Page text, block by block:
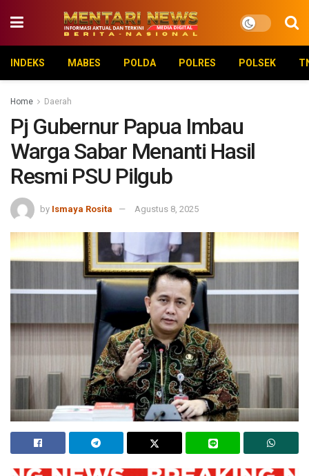
INDEKS MABES POLDA POLRES POLSEK
Home Daerah
Pj Gubernur Papua Imbau
Warga Sabar Menanti Hasil
Resmi PSU Pilgub
by Ismaya Rosita Agustus 8, 2025